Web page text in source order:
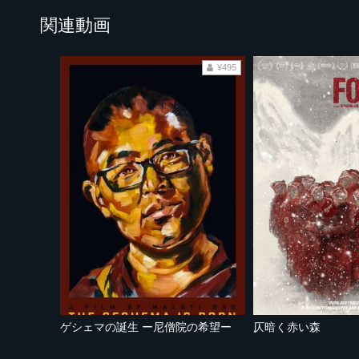
関連動画
ゲシェマの誕生 ー尼僧院の希望ー
¥495
仄暗く赤い森